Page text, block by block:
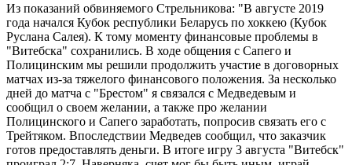
Из показаний обвиняемого Стрельникова: "В августе 2019
года начался Кубок республики Беларусь по хоккею (Кубок
Руслана Салея). К тому моменту финансовые проблемы в
"Витебска" сохранились. В ходе общения с Сапего и
Полицинским мы решили продолжить участие в договорных
матчах из-за тяжелого финансового положения. За несколько
дней до матча с "Брестом" я связался с Медведевым и
сообщил о своем желании, а также про желании
Полицинского и Сапего заработать, попросив связать его с
Трейтяком. Впоследствии Медведев сообщил, что заказчик
готов предоставлять деньги. В итоге игру 3 августа "Витебск"